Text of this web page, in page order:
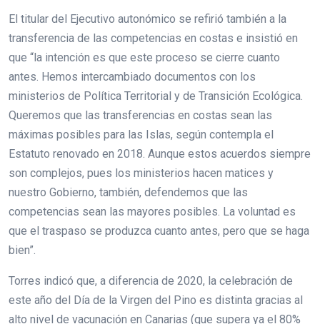
El titular del Ejecutivo autonómico se refirió también a la
transferencia de las competencias en costas e insistió en
que “la intención es que este proceso se cierre cuanto
antes. Hemos intercambiado documentos con los
ministerios de Política Territorial y de Transición Ecológica.
Queremos que las transferencias en costas sean las
máximas posibles para las Islas, según contempla el
Estatuto renovado en 2018. Aunque estos acuerdos siempre
son complejos, pues los ministerios hacen matices y
nuestro Gobierno, también, defendemos que las
competencias sean las mayores posibles. La voluntad es
que el traspaso se produzca cuanto antes, pero que se haga
bien”.
Torres indicó que, a diferencia de 2020, la celebración de
este año del Día de la Virgen del Pino es distinta gracias al
alto nivel de vacunación en Canarias (que supera ya el 80%